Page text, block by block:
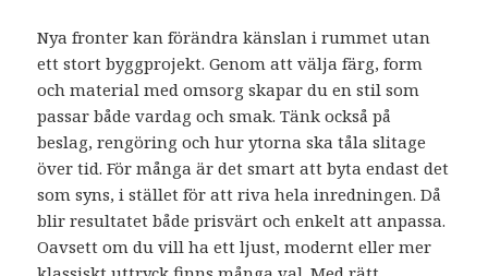
Nya fronter kan förändra känslan i rummet utan
ett stort byggprojekt. Genom att välja färg, form
och material med omsorg skapar du en stil som
passar både vardag och smak. Tänk också på
beslag, rengöring och hur ytorna ska tåla slitage
över tid. För många är det smart att byta endast det
som syns, i stället för att riva hela inredningen. Då
blir resultatet både prisvärt och enkelt att anpassa.
Oavsett om du vill ha ett ljust, modernt eller mer